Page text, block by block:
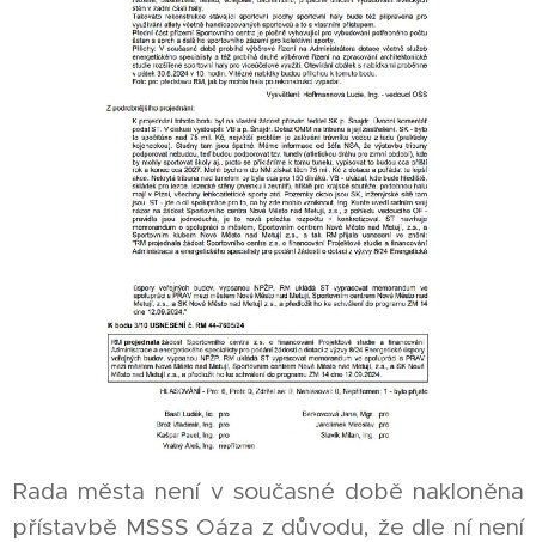
Rada města není v současné době nakloněna
přístavbě MSSS Oáza z důvodu, že dle ní není